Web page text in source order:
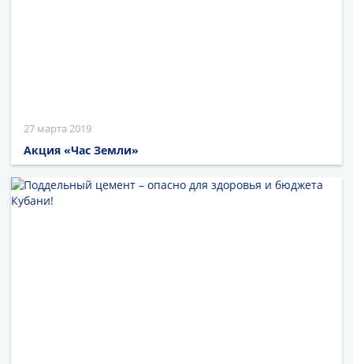
27 марта 2019
Акция «Час Земли»